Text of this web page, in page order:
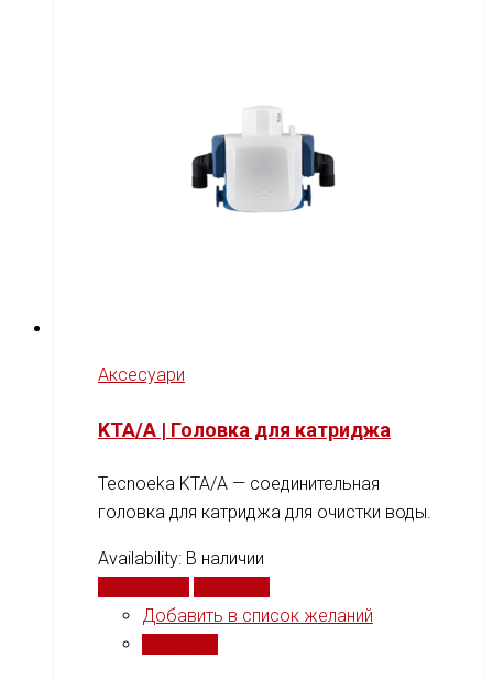
Аксесуари
KTA/A | Головка для катриджа
Tecnoeka KTA/A — соединительная
головка для катриджа для очистки воды.
Availability: В наличии
Добавить в список желаний